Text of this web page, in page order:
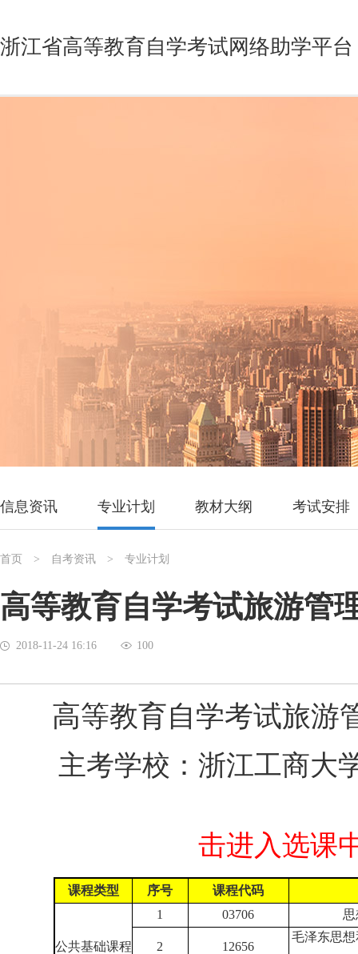
浙江省高等教育自学考试网络助学平台
信息资讯 专业计划 教材大纲 考试安排
首页 > 自考资讯 > 专业计划
高等教育自学考试旅游管
2018-11-24 16:16 100
高等教育自学考试旅游
主考学校：浙江工商
击进入选课
课程类型 序号 课程代码
公共基础课程
1 03706
2 12656
毛泽东思